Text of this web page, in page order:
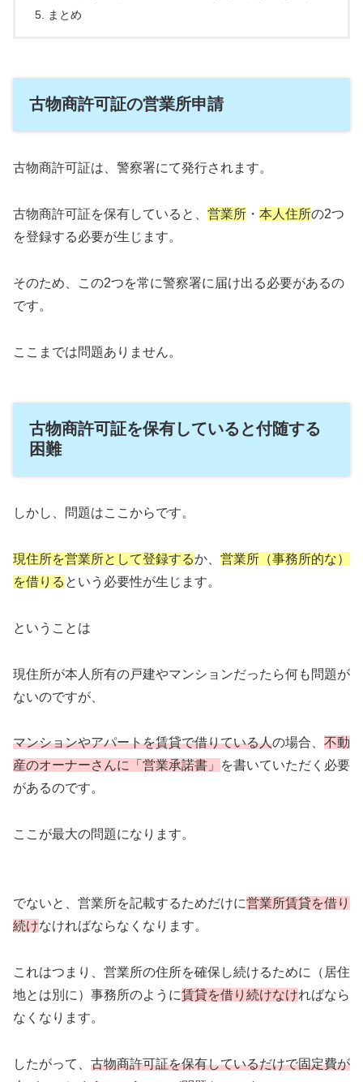
まとめ
古物商許可証の営業所申請
古物商許可証は、警察署にて発行されます。
古物商許可証を保有していると、 営業所 ・ 本人住所の2つ
を登録する必要が生じます。
そのため、この2つを常に警察署に届け出る必要があるの
です。
ここまでは問題ありません。
古物商許可証を保有していると付随する
困難
しかし、問題はここからです。
現住所を営業所として登録するか、 営業所（事務所的な）
を借りる という必要性が生じます。
ということは
現住所が本人所有の戸建やマンションだったら何も問題が
ないのですが、
マンションやアパートを賃貸で借りている人の場合、 不動
産のオーナーさんに「営業承諾書」
を書いていただく必要
があるのです。
ここが最大の問題になります。
でないと、営業所を記載するためだけに営業所賃貸を借り
続けなければならなくなります。
これはつまり、営業所の住所を確保し続けるために（居住
地とは別に）事務所のように賃貸を借り続けなければなら
なくなります。
したがって、 古物商許可証を保有しているだけで固定費が